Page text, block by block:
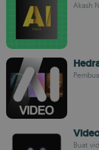
Akash
Buat